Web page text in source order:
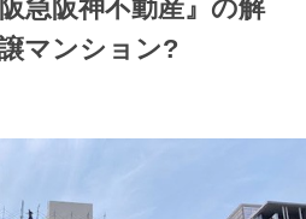
急阪神不動産』の解
マンション?